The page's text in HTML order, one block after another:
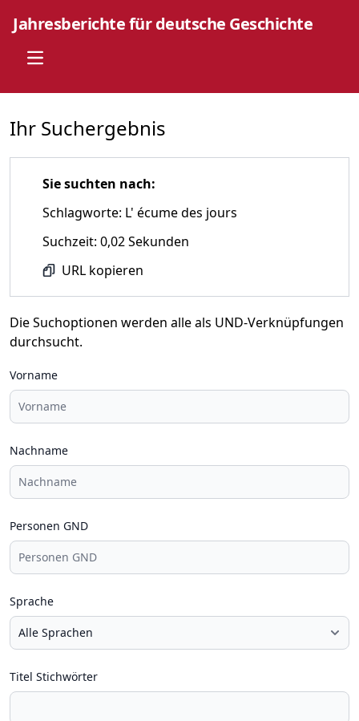
Jahresberichte für deutsche Geschichte
Open main menu
Ihr Suchergebnis
Sie suchten nach:
Schlagworte: L' écume des jours
Suchzeit: 0,02 Sekunden
URL kopieren
Die Suchoptionen werden alle als UND-Verknüpfungen
durchsucht.
Vorname
Nachname
Personen GND
Sprache
Titel Stichwörter